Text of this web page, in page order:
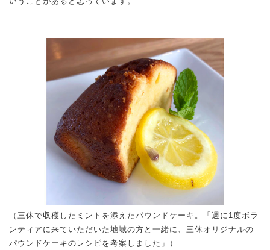
（三休で収穫したミントを添えたパウンドケーキ。「週に1度ボラ
ンティアに来ていただいた地域の方と一緒に、三休オリジナルの
パウンドケーキのレシピを考案しました」）